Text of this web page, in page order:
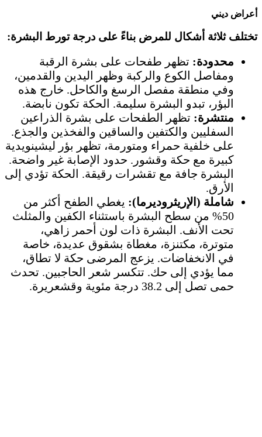
أعراض ديني
تختلف ثلاثة أشكال للمرض بناءً على درجة تورط البشرة:
محدودة: تظهر طفحات على بشرة الرقبة
ومفاصل الكوع والركبة وظهر اليدين والقدمين،
وفي منطقة مفصل الرسغ والكاحل. خارج هذه
البؤر، تبدو البشرة سليمة. الحكة تكون نابضة.
منتشرة: تظهر الطفحات على بشرة الذراعين
السفليين والكتفين والساقين والفخذين والجذع.
على خلفية حمراء ومتورمة، تظهر بؤر ليشينويدية
كبيرة مع حكة وقشور. حدود الإصابة غير واضحة.
البشرة جافة مع تقشرات رقيقة. الحكة تؤدي إلى
الأرق.
شاملة (الإريثروديرما): يغطي الطفح أكثر من
50% من سطح البشرة باستثناء الكفين والمثلث
تحت الأنف. البشرة ذات لون أحمر زاهي،
متوترة، مكتنزة، مغطاة بشقوق عديدة، خاصة
في الانخفاضات. يزعج المرضى حكة لا تطاق،
مما يؤدي إلى حك. تتكسر شعر الحاجبين. تحدث
حمى تصل إلى 38.2 درجة مئوية وقشعريرة.